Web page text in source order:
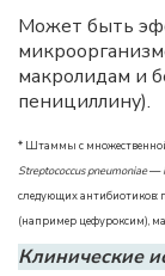
Может быть
макролидам и
пенициллину).
* Штаммы с
Streptococcus pneumoniae—
следующих
(например цефуроксим),
Клинические